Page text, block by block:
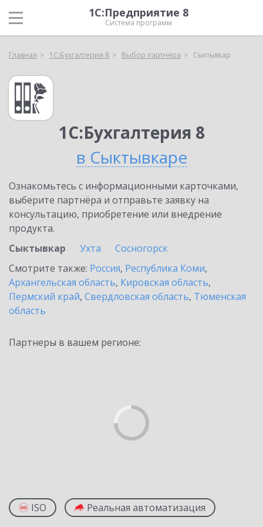
1С:Предприятие 8
Система программ
Главная 1С:Бухгалтерия 8 Выбор партнёра Сыктывкар
1С:Бухгалтерия 8
в Сыктывкаре
Ознакомьтесь с информационными карточками,
выберите партнёра и отправьте заявку на
консультацию, приобретение или внедрение
продукта.
Сыктывкар
Ухта
Сосногорск
Смотрите также: Россия, Республика Коми,
Архангельская область, Кировская область,
Пермский край, Свердловская область, Тюменская
область
Партнеры в вашем регионе:
ISO Реальная автоматизация